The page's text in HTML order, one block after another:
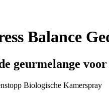
Balance
geurmelange
Biologische Kamerspray